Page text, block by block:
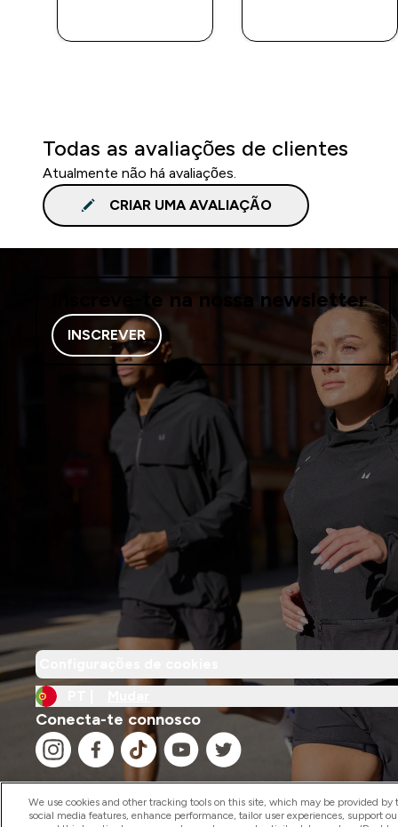
Todas as avaliações de clientes
Atualmente não há avaliações.
CRIAR UMA AVALIAÇÃO
Inscreve-te na nossa newsletter
INSCREVER
Conecta-te connosco
We use cookies and other tracking tools on this site, which may be provided
social media features, enhance performance, tailor user experiences, support